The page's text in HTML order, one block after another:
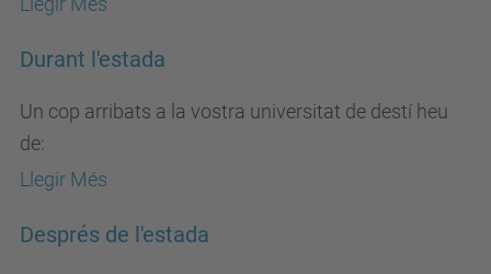
Durant l'estada
Un cop arribats a la vostra universitat de destí heu
de:
Llegir Més
Després de l'estada